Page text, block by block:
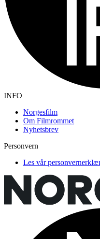
INFO
Norgesfilm
Om Filmrommet
Nyhetsbrev
Personvern
Les vår